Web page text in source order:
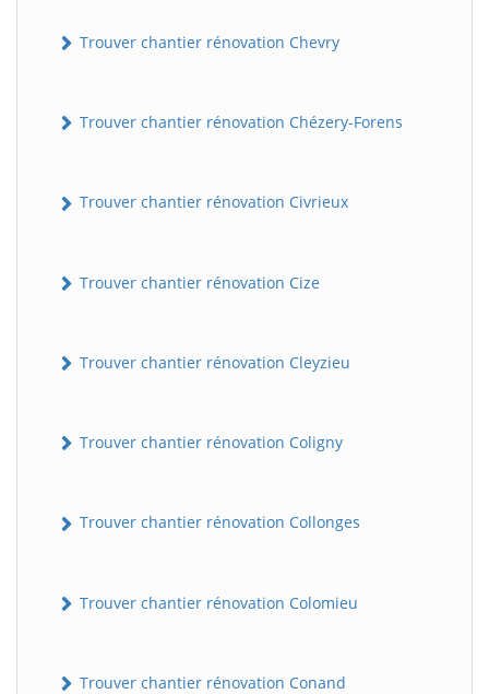
Trouver chantier rénovation Chevry
Trouver chantier rénovation Chézery-Forens
Trouver chantier rénovation Civrieux
Trouver chantier rénovation Cize
Trouver chantier rénovation Cleyzieu
Trouver chantier rénovation Coligny
Trouver chantier rénovation Collonges
Trouver chantier rénovation Colomieu
Trouver chantier rénovation Conand